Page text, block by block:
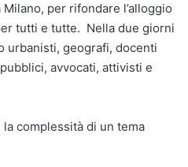
per rifondare l’alloggio
tutti e tutte. Nella due giorni
urbanisti, geografi, docenti
avvocati, attivisti e
complessità di un tema